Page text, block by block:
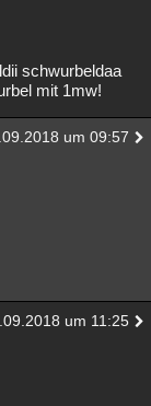
schwurbeldaa
mit 1mw!
um 09:57
um 11:25